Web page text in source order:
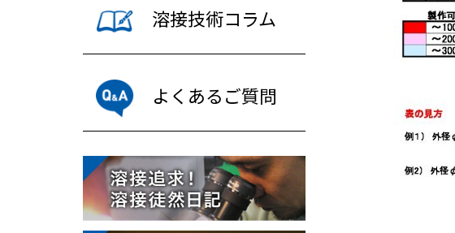
溶接技術コラム
よくあるご質問